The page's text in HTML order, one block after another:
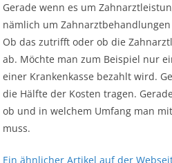
Gerade wenn es um
nämlich um
Ob das zutrifft oder ob die
ab. Möchte man zum Beispiel nur
einer Krankenkasse bezahlt wird.
die Hälfte der Kosten tragen.
ob und in welchem Umfang man
muss.
Ein ähnlicher Artikel auf der